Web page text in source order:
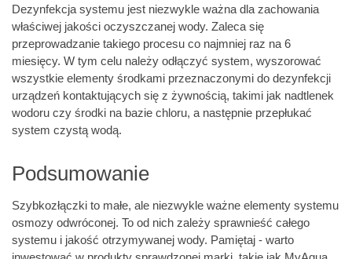
Dezynfekcja systemu jest niezwykle ważna dla zachowania
właściwej jakości oczyszczanej wody. Zaleca się
przeprowadzanie takiego procesu co najmniej raz na 6
miesięcy. W tym celu należy odłączyć system, wyszorować
wszystkie elementy środkami przeznaczonymi do dezynfekcji
urządzeń kontaktujących się z żywnością, takimi jak nadtlenek
wodoru czy środki na bazie chloru, a następnie przepłukać
system czystą wodą.
Podsumowanie
Szybkozłączki to małe, ale niezwykle ważne elementy systemu
osmozy odwróconej. To od nich zależy sprawnieść całego
systemu i jakość otrzymywanej wody. Pamiętaj - warto